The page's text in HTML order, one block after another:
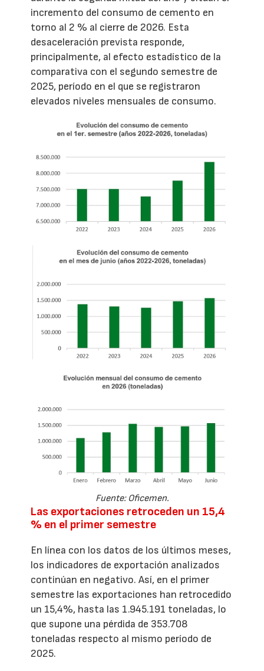
incremento del consumo de cemento en
torno al 2 % al cierre de 2026. Esta
desaceleración prevista responde,
principalmente, al efecto estadístico de la
comparativa con el segundo semestre de
2025, período en el que se registraron
elevados niveles mensuales de consumo.
Fuente: Oficemen.
Las exportaciones retroceden un 15,4
% en el primer semestre
En línea con los datos de los últimos meses,
los indicadores de exportación analizados
continúan en negativo. Así, en el primer
semestre las exportaciones han retrocedido
un 15,4%, hasta las 1.945.191 toneladas, lo
que supone una pérdida de 353.708
toneladas respecto al mismo período de
2025.